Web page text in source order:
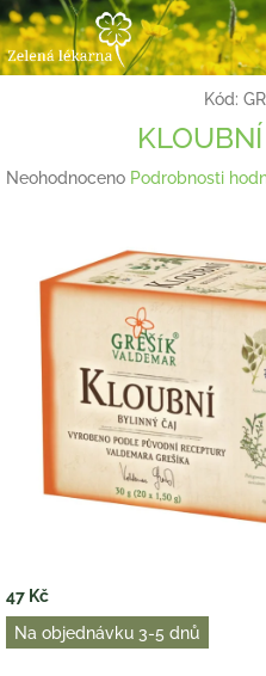
Přejít
na
obsah
Kód:
Průměrné
hvězdiček.
Neohodnoceno Podrobnosti
47 Kč
Měrná
cena:
Na objednávku 3-5 dnů